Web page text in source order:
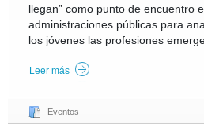
llegan” como punto de encuentro
administraciones públicas para
los jóvenes las profesiones
Leer más
Eventos